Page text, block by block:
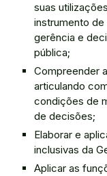
suas
instrumento de
gerência e
pública;
Compreender
articulando
condições de
de decisões;
Elaborar e
inclusivas da
Aplicar as